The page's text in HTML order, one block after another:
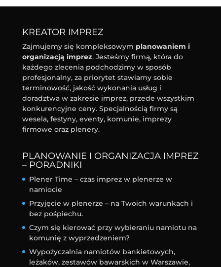
KREATOR IMPREZ
Zajmujemy się kompleksowym planowaniem i
organizacją imprez. Jesteśmy firmą, która do
każdego zlecenia podchodzimy w sposób
profesjonalny, za priorytet stawiamy sobie
terminowość, jakość wykonania usług i
doradztwa w zakresie imprez, przede wszystkim
konkurencyjne ceny. Specjalnością firmy są
wesela, festyny, eventy, komunie, imprezy
firmowe oraz plenery.
PLANOWANIE I ORGANIZACJA IMPREZ
– PORADNIKI
Plener Time – czas imprez w plenerze w
namiocie
Przyjęcie w plenerze – na Twoich warunkach i
bez pośpiechu.
Czym się kierować przy wybieraniu namiotu na
komunię z wyprzedzeniem?
Wypożyczalnia namiotów bankietowych,
leżaków, zestawów bawarskich w Warszawie,